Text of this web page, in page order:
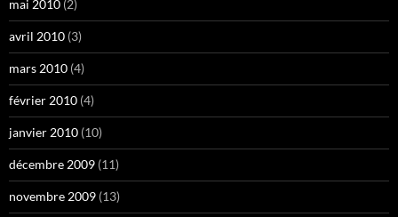
mai 2010 (2)
avril 2010 (3)
mars 2010 (4)
février 2010 (4)
janvier 2010 (10)
décembre 2009 (11)
novembre 2009 (13)